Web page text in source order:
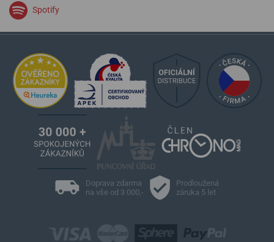
Spotify
Doprava zdarma
na vše od 3 000,-
Prodloužená
záruka 5 let